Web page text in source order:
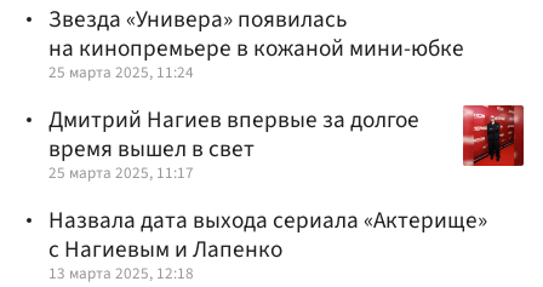
Звезда «Универа» появилась
на кинопремьере в кожаной мини-юбке
25 марта 2025, 11:24
Дмитрий Нагиев впервые за долгое
время вышел в свет
25 марта 2025, 11:17
Назвала дата выхода сериала «Актерище»
с Нагиевым и Лапенко
13 марта 2025, 12:18